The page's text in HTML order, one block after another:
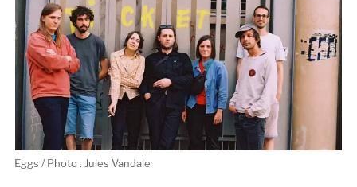
Eggs / Photo : Jules Vandale